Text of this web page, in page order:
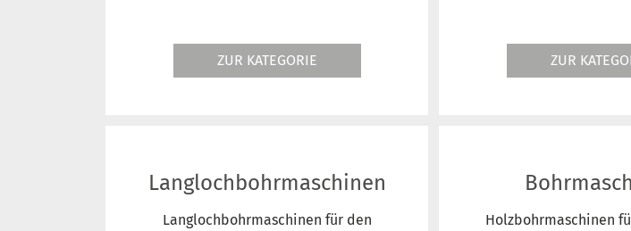
ZUR KATEGORIE ZUR
Langlochbohrmaschinen
Langlochbohrmaschinen für den
Holzbohrmaschinen